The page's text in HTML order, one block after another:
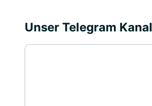
Unser Telegram Kanal